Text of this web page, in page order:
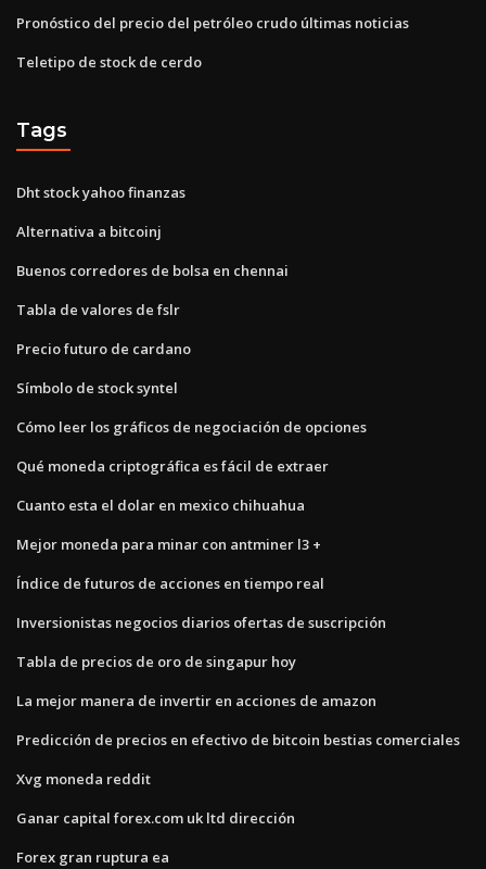
Pronóstico del precio del petróleo crudo últimas noticias
Teletipo de stock de cerdo
Tags
Dht stock yahoo finanzas
Alternativa a bitcoinj
Buenos corredores de bolsa en chennai
Tabla de valores de fslr
Precio futuro de cardano
Símbolo de stock syntel
Cómo leer los gráficos de negociación de opciones
Qué moneda criptográfica es fácil de extraer
Cuanto esta el dolar en mexico chihuahua
Mejor moneda para minar con antminer l3 +
Índice de futuros de acciones en tiempo real
Inversionistas negocios diarios ofertas de suscripción
Tabla de precios de oro de singapur hoy
La mejor manera de invertir en acciones de amazon
Predicción de precios en efectivo de bitcoin bestias comerciales
Xvg moneda reddit
Ganar capital forex.com uk ltd dirección
Forex gran ruptura ea